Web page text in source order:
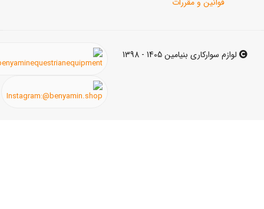
بنیامین 1405 - 1398